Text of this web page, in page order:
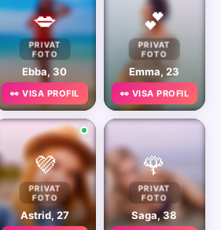
💋
PRIVAT
FOTO
Ebba, 30
👀 VISA PROFIL
💕
PRIVAT
FOTO
Emma, 23
👀 VISA PROFIL
💜
PRIVAT
FOTO
Astrid, 27
🌹
PRIVAT
FOTO
Saga, 38